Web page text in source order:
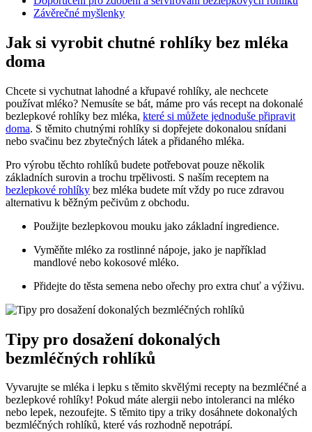
Závěrečné myšlenky
Jak si vyrobit chutné rohlíky bez mléka
⁣doma
Chcete ⁢si vychutnat lahodné a křupavé rohlíky, ale nechcete
používat mléko? Nemusíte ⁢se⁣ bát, máme pro vás ‌recept na dokonalé
bezlepkové ⁣rohlíky bez mléka, které si můžete jednoduše připravit
doma. S těmito ⁢chutnými rohlíky si dopřejete⁤ dokonalou ⁤snídani
nebo svačinu bez zbytečných látek ⁢a přidaného ‍mléka.
Pro výrobu těchto⁢ rohlíků budete potřebovat pouze několik‌
základních‌ surovin a ⁢trochu‍ trpělivosti. S naším‍ receptem na
bezlepkové rohlíky bez mléka budete mít vždy⁣ po ruce zdravou
alternativu k běžným pečivům z obchodu.
Použijte bezlepkovou mouku jako základní ingredience.
Vyměňte mléko​ za rostlinné nápoje, jako je například
‍mandlové nebo kokosové mléko.
Přidejte do těsta semena⁣ nebo ořechy pro extra chuť a‌ výživu.
Tipy ​pro dosažení dokonalých
bezmléčných rohlíků
Vyvarujte se mléka i lepku s těmito skvělými recepty na bezmléčné a
bezlepkové rohlíky! Pokud máte‌ alergii ⁤nebo intoleranci na⁣ mléko
nebo⁢ lepek, nezoufejte. S těmito ⁤tipy a triky dosáhnete dokonalých
‍bezmléčných rohlíků, které vás rozhodně⁤ nepotrápí.